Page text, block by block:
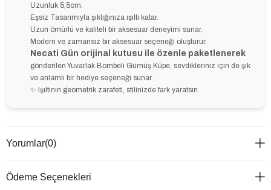
Uzunluk 5,5cm.
Eşsiz Tasarımıyla şıklığınıza ışıltı katar.
Uzun ömürlü ve kaliteli bir aksesuar deneyimi sunar.
Modern ve zamansız bir aksesuar seçeneği oluşturur.
Necati Gün orijinal kutusu ile özenle paketlenerek
gönderilen Yuvarlak Bombeli Gümüş Küpe, sevdikleriniz için de şık
ve anlamlı bir hediye seçeneği sunar.
✨ Işıltının geometrik zarafeti, stilinizde fark yaratsın.
Yorumlar(0)
Ödeme Seçenekleri